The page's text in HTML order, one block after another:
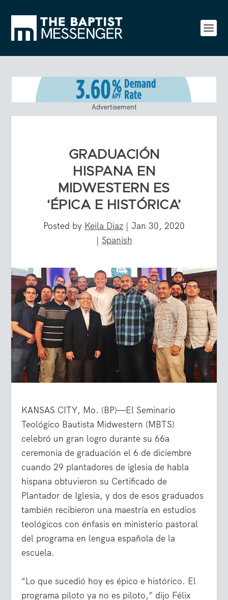
Advertisement
GRADUACIÓN
HISPANA EN
MIDWESTERN ES
‘ÉPICA E HISTÓRICA’
Posted by Keila Diaz | Jan 30, 2020
| Spanish
KANSAS CITY, Mo. (BP)—El Seminario
Teológico Bautista Midwestern (MBTS)
celebró un gran logro durante su 66a
ceremonia de graduación el 6 de diciembre
cuando 29 plantadores de iglesia de habla
hispana obtuvieron su Certificado de
Plantador de Iglesia, y dos de esos graduados
también recibieron una maestría en estudios
teológicos con énfasis en ministerio pastoral
del programa en lengua española de la
escuela.
“Lo que sucedió hoy es épico e histórico. El
programa piloto ya no es piloto,” dijo Félix